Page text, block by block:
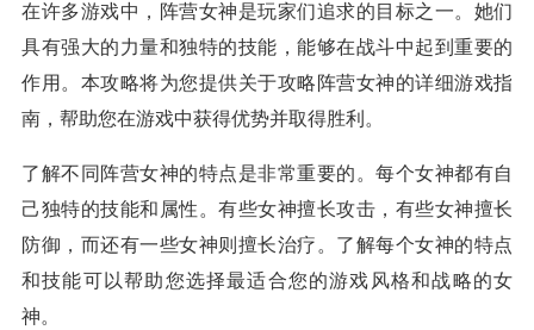
在许多游戏中，阵营女神是玩家们追求的目标之一。她们
具有强大的力量和独特的技能，能够在战斗中起到重要的
作用。本攻略将为您提供关于攻略阵营女神的详细游戏指
南，帮助您在游戏中获得优势并取得胜利。
了解不同阵营女神的特点是非常重要的。每个女神都有自
己独特的技能和属性。有些女神擅长攻击，有些女神擅长
防御，而还有一些女神则擅长治疗。了解每个女神的特点
和技能可以帮助您选择最适合您的游戏风格和战略的女
神。